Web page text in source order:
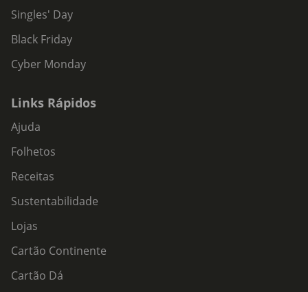
Singles' Day
Black Friday
Cyber Monday
Links Rápidos
Ajuda
Folhetos
Receitas
Sustentabilidade
Lojas
Cartão Continente
Cartão Dá